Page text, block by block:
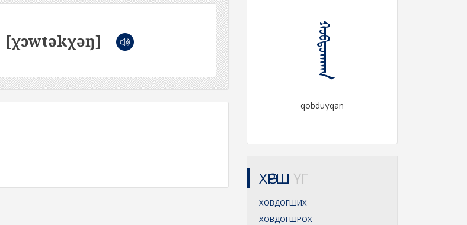
[χɔwtəkχəŋ] ᠬᠣᠪᠳᠤᠭᠬᠠᠨ
qobduγqan
ХӨРШ ҮГ
ХОВДОГШИХ
ХОВДОГШРОХ